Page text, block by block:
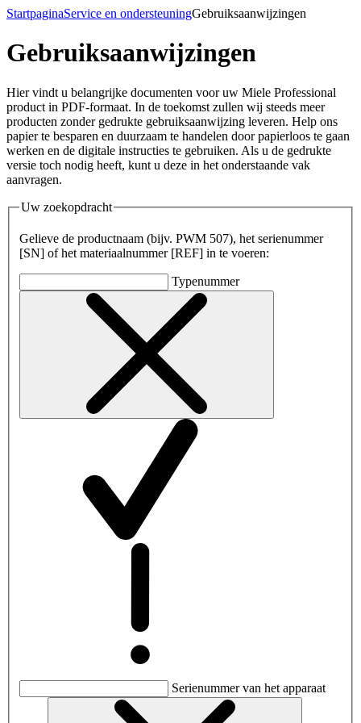
StartpaginaService en ondersteuningGebruiksaanwijzingen
Gebruiksaanwijzingen
Hier vindt u belangrijke documenten voor uw Miele Professional
product in PDF-formaat. In de toekomst zullen wij steeds meer
producten zonder gedrukte gebruiksaanwijzing leveren. Help ons
papier te besparen en duurzaam te handelen door papierloos te gaan
werken en de digitale instructies te gebruiken. Als u de gedrukte
versie toch nodig heeft, kunt u deze in het onderstaande vak
aanvragen.
Uw zoekopdracht
Gelieve de productnaam (bijv. PWM 507), het serienummer
[SN] of het materiaalnummer [REF] in te voeren:
Typenummer
Serienummer van het apparaat